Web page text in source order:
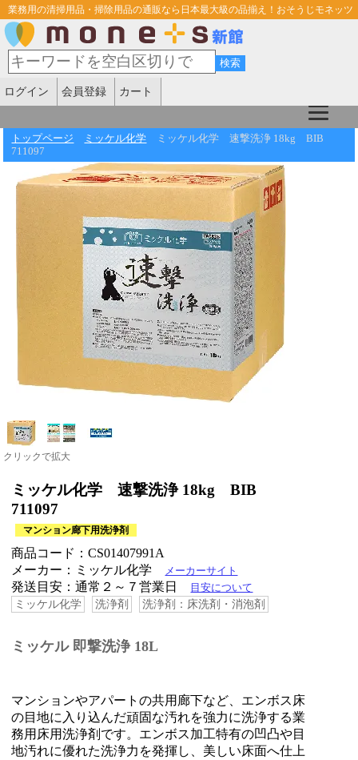
業務用の清掃用品・掃除用品の通販なら日本最大級の品揃え！おそうじモネッツ
ログイン 会員登録 カート
トップページ ミッケル化学
ミッケル化学 速撃洗浄 18kg BIB
711097
クリックで拡大
ミッケル化学 速撃洗浄 18kg BIB
711097
マンション廊下用洗浄剤
商品コード：CS01407991A
メーカー：ミッケル化学
メーカーサイト
発送目安：通常２～７営業日 目安について
ミッケル化学 洗浄剤 洗浄剤：床洗剤・消泡剤
ミッケル 即撃洗浄 18L
マンションやアパートの共用廊下など、エンボス床
の目地に入り込んだ頑固な汚れを強力に洗浄する業
務用床用洗浄剤です。エンボス加工特有の凹凸や目
地汚れに優れた洗浄力を発揮し、美しい床面へ仕上